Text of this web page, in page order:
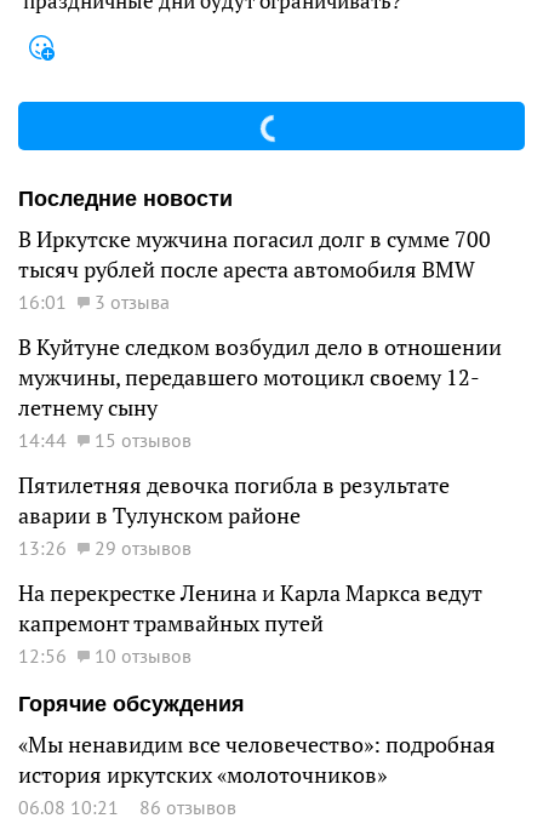
Последние новости
В Иркутске мужчина погасил долг в сумме 700
тысяч рублей после ареста автомобиля BMW
16:01 3 отзыва
В Куйтуне следком возбудил дело в отношении
мужчины, передавшего мотоцикл своему 12-
летнему сыну
14:44 15 отзывов
Пятилетняя девочка погибла в результате
аварии в Тулунском районе
13:26 29 отзывов
На перекрестке Ленина и Карла Маркса ведут
капремонт трамвайных путей
12:56
10 отзывов
Горячие обсуждения
«Мы ненавидим все человечество»: подробная
история иркутских «молоточников»
06.08 10:21 86 отзывов